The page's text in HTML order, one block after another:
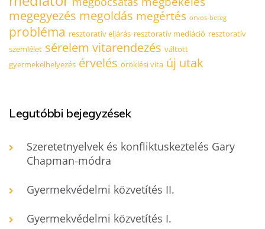
megegyezés megoldás megértés orvos-beteg
probléma resztoratív eljárás resztoratív mediáció resztoratív
szemlélet sérelem vitarendezés váltott
gyermekelhelyezés érvelés öröklési vita új utak
Legutóbbi bejegyzések
Szeretetnyelvek és konfliktuskeztelés Gary
Chapman-módra
Gyermekvédelmi közvetítés II.
Gyermekvédelmi közvetítés I.